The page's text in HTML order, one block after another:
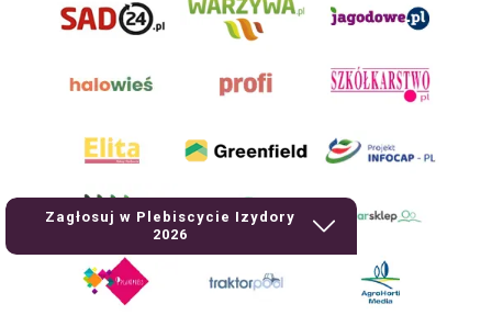
Zagłosuj w Plebiscycie Izydory
2026